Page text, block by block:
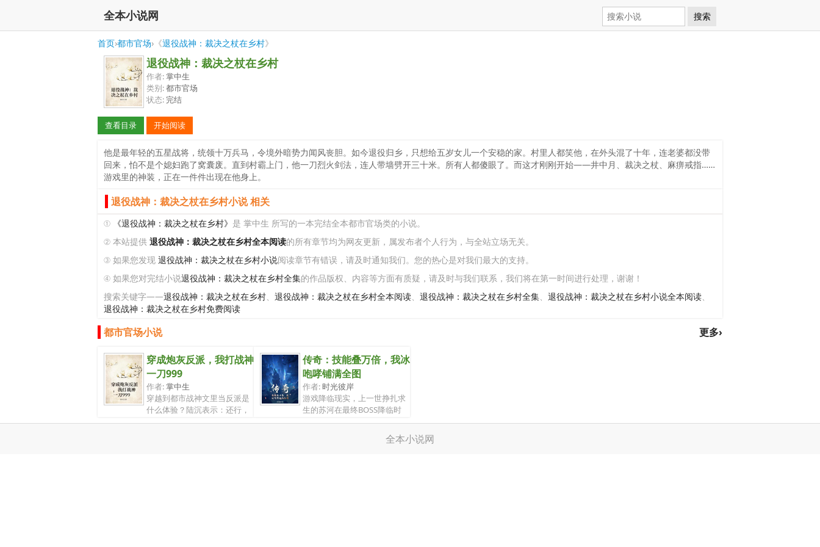
全本小说网 搜索
首页›都市官场›《退役战神：裁决之杖在乡村》
退役战神：裁决之杖在乡村
作者:掌中生
类别:都市官场
状态: 完结
查看目录 开始阅读
他是最年轻的五星战将，统领十万兵马，令境外暗势力闻风丧胆。如今退役归乡，只想给五岁女儿一个安稳的家。村里人都笑他，在外头混了十年，连老婆都没带
回来，怕不是个媳妇跑了窝囊废。直到村霸上门，他一刀烈火剑法，连人带墙劈开三十米。所有人都傻眼了。而这才刚刚开始——井中月、裁决之杖、麻痹戒指……
游戏里的神装，正在一件件出现在他身上。
退役战神：裁决之杖在乡村小说 相关
① 《退役战神：裁决之杖在乡村》 是 掌中生 所写的一本完结全本都市官场类的小说。
② 本站提供 退役战神：裁决之杖在乡村全本阅读的所有章节均为网友更新，属发布者个人行为，与全站立场无关。
③ 如果您发现 退役战神：裁决之杖在乡村小说阅读章节有错误，请及时通知我们。您的热心是对我们最大的支持。
④ 如果您对完结小说退役战神：裁决之杖在乡村全集的作品版权、内容等方面有质疑，请及时与我们联系，我们将在第一时间进行处理，谢谢！
搜索关键字——退役战神：裁决之杖在乡村、 退役战神：裁决之杖在乡村全本阅读、 退役战神：裁决之杖在乡村全集、 退役战神：裁决之杖在乡村小说全本阅读、
退役战神：裁决之杖在乡村免费阅读
更多›
都市官场小说
穿成炮灰反派，我打战神
一刀999
作者:掌中生
穿越到都市战神文里当反派是
什么体验？陆沉表示：还行，
就是主角...
传奇：技能叠万倍，我冰
咆哮铺满全图
作者: 时光彼岸
游戏降临现实，上一世挣扎求
生的苏河在最终BOSS降临时
夺下特殊道...
全本小说网